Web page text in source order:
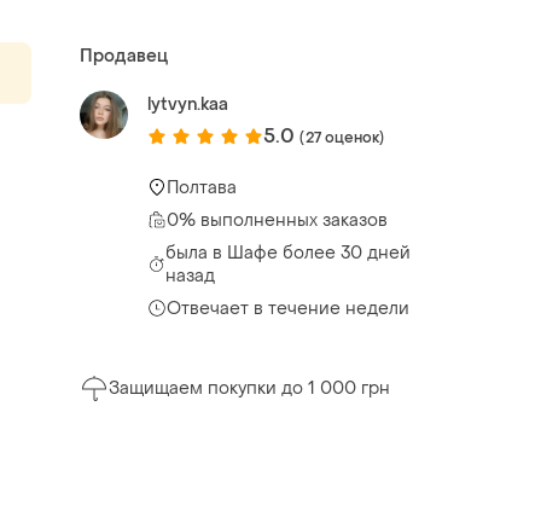
Продавец
lytvyn.kaa
5.0 (27 оценок)
Полтава
0% выполненных заказов
была в Шафе более 30 дней
назад
Отвечает в течение недели
Защищаем покупки до 1 000 грн